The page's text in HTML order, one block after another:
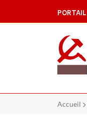
PORTAIL
Accueil